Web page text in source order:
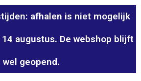
afhalen is niet mogelijk
augustus. De webshop blijft
wel geopend.